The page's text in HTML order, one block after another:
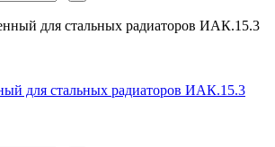
для стальных радиаторов ИАК.15.3